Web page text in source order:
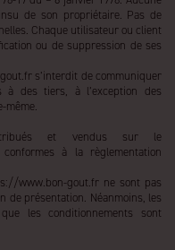
de son propriétaire. Pas de
Chaque utilisateur ou client
ou de suppression de ses
s’interdit de communiquer
à des tiers, à l’exception des
même.
et vendus sur le
à la règlementation
www.bon-gout.fr ne sont pas
de présentation. Néanmoins, les
les conditionnements sont